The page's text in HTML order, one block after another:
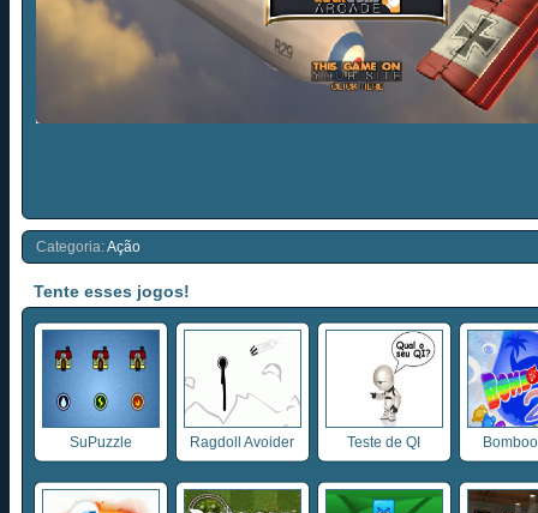
Categoria:Ação
Tente esses jogos!
SuPuzzle Ragdoll Avoider Teste de QI